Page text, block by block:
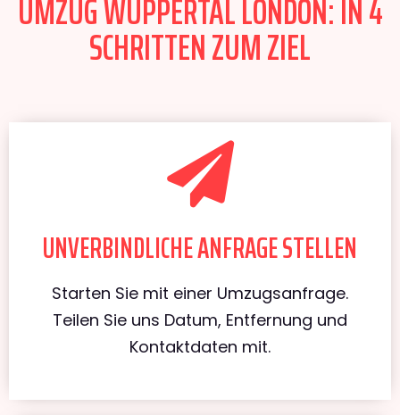
UMZUG WUPPERTAL LONDON: IN 4
SCHRITTEN ZUM ZIEL
UNVERBINDLICHE ANFRAGE STELLEN
Starten Sie mit einer Umzugsanfrage.
Teilen Sie uns Datum, Entfernung und
Kontaktdaten mit.